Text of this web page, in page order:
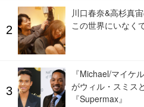
川口春奈&高杉真
この世界にいなく
『Michael/マイケ
がウィル・スミス
『Supermax』